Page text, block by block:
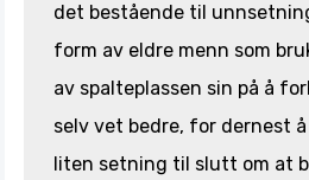
det bestående til
form av eldre menn som
av spalteplassen sin på å
selv vet bedre, for dernest
liten setning til slutt om at